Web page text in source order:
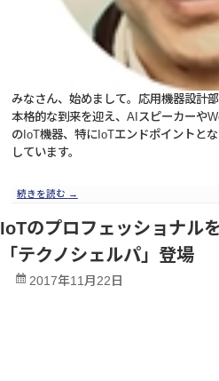
みなさん、始めまして。応用機器設計
本格的な到来を迎え、AIスピーカーや
のIoT機器、特にIoTエンドポイントと
しています。
続きを読む →
IoTのプロフェッショナル
「テクノシェルパ」登場
2017年11月22日